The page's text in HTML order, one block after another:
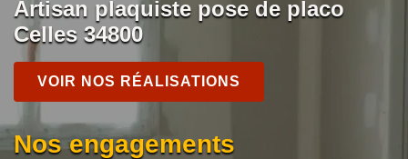
Artisan plaquiste pose de placo
Celles 34800
VOIR NOS RÉALISATIONS
Nos engagements